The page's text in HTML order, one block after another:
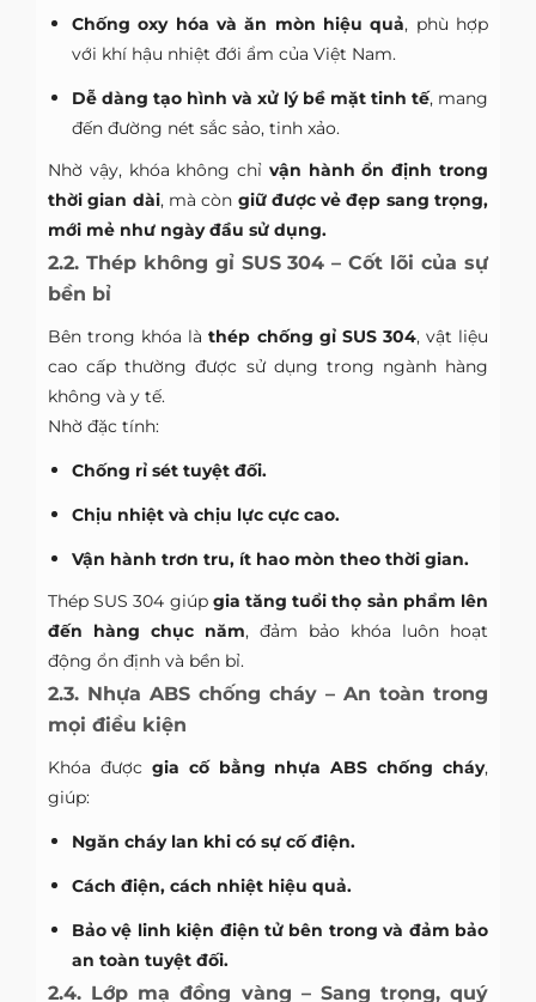
Chống oxy hóa và ăn mòn hiệu quả, phù hợp
với khí hậu nhiệt đới ẩm của Việt Nam.
Dễ dàng tạo hình và xử lý bề mặt tinh tế, mang
đến đường nét sắc sảo, tinh xảo.
Nhờ vậy, khóa không chỉ vận hành ổn định trong
thời gian dài, mà còn giữ được vẻ đẹp sang trọng,
mới mẻ như ngày đầu sử dụng.
2.2. Thép không gỉ SUS 304 – Cốt lõi của sự
bền bỉ
Bên trong khóa làthép chống gỉ SUS 304, vật liệu
cao cấp thường được sử dụng trong ngành hàng
không và y tế.
Nhờ đặc tính:
Chống rỉ sét tuyệt đối.
Chịu nhiệt và chịu lực cực cao.
Vận hành trơn tru, ít hao mòn theo thời gian.
Thép SUS 304 giúp gia tăng tuổi thọ sản phẩm lên
đến hàng chục năm, đảm bảo khóa luôn hoạt
động ổn định và bền bỉ.
2.3. Nhựa ABS chống cháy – An toàn trong
mọi điều kiện
Khóa được gia cố bằng nhựa ABS chống cháy,
giúp:
Ngăn cháy lan khi có sự cố điện.
Cách điện, cách nhiệt hiệu quả.
Bảo vệ linh kiện điện tử bên trong và đảm bảo
an toàn tuyệt đối.
2.4. Lớp mạ đồng vàng – Sang trọng, quý